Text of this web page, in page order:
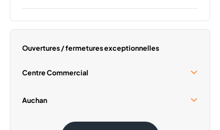
Lundi
14:00 - 19:00
Mercredi
10:00 - 19:00
Samedi
Ouvertures / fermetures exceptionnelles
Centre Commercial
Samedi 15 Août
Auchan
Samedi 15 Août 08:30 - 19:00